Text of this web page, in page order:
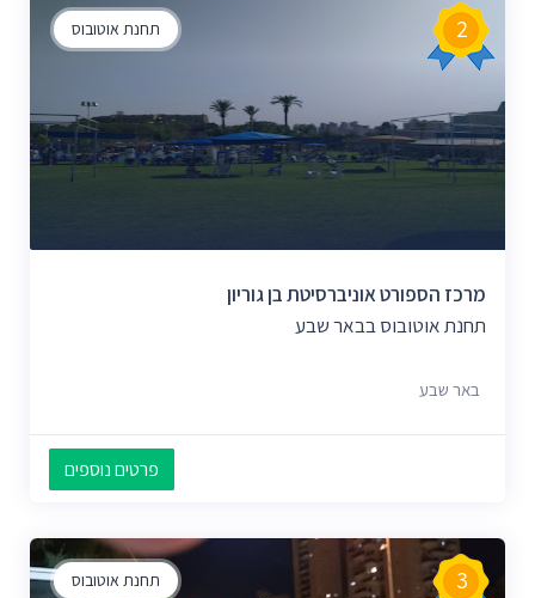
תחנת אוטובוס 2
מרכז הספורט אוניברסיטת בן גוריון
תחנת אוטובוס בבאר שבע
באר שבע
פרטים נוספים
תחנת אוטובוס 3